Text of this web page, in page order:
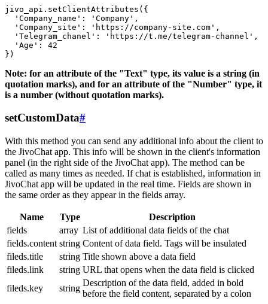
jivo_api.setClientAttributes({
  'Company_name': 'Company',
  'Company_site': 'https://company-site.com',
  'Telegram_chanel': 'https://t.me/telegram-channel',
  'Age': 42
Note: for an attribute of the "Text" type, its value is a string (in
quotation marks), and for an attribute of the "Number" type, it
is a number (without quotation marks).
setCustomData#
With this method you can send any additional info about the client to
the JivoChat app. This info will be shown in the client's information
panel (in the right side of the JivoChat app). The method can be
called as many times as needed. If chat is established, information in
JivoChat app will be updated in the real time. Fields are shown in
the same order as they appear in the fields array.
Name Type
Description
fields
array List of additional data fields of the chat
fields.content string Content of data field. Tags will be insulated
fileds.title
string Title shown above a data field
fileds.link
string URL that opens when the data field is clicked
fileds.key
string
Description of the data field, added in bold
before the field content, separated by a colon